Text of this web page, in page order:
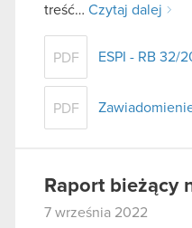
treść… Czytaj dalej
PDF ESPI - RB 32/
PDF
Raport bieżący
7 września 2022